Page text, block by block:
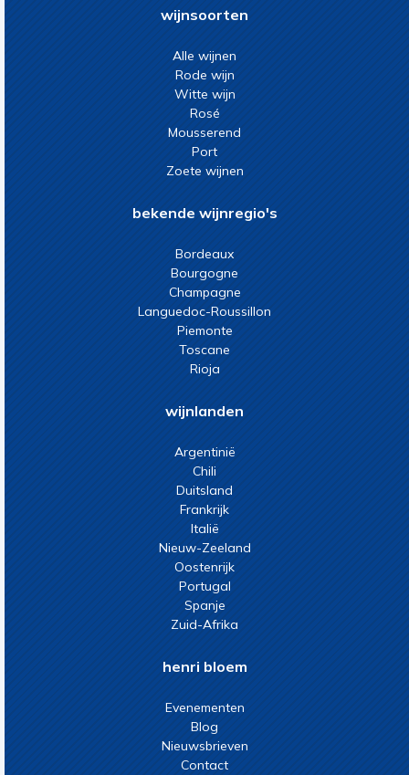
wijnsoorten
Alle wijnen
Rode wijn
Witte wijn
Rosé
Mousserend
Port
Zoete wijnen
bekende wijnregio's
Bordeaux
Bourgogne
Champagne
Languedoc-Roussillon
Piemonte
Toscane
Rioja
wijnlanden
Argentinië
Chili
Duitsland
Frankrijk
Italië
Nieuw-Zeeland
Oostenrijk
Portugal
Spanje
Zuid-Afrika
henri bloem
Evenementen
Blog
Nieuwsbrieven
Contact